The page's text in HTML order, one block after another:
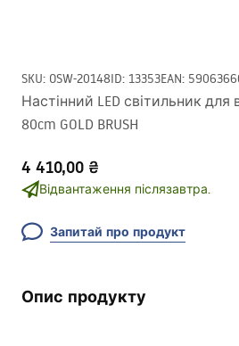
SKU: OSW-20148ID: 13353EAN:
Настінний LED світильник для
80cm GOLD BRUSH
4 410,00 ₴
Відвантаження післязавтра.
Запитай про продукт
Опис продукту